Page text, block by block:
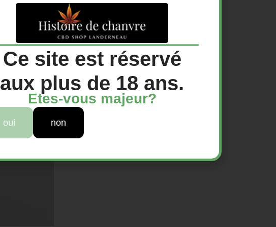
Ce site est réservé
aux plus de 18 ans.
Etes-vous majeur?
oui non